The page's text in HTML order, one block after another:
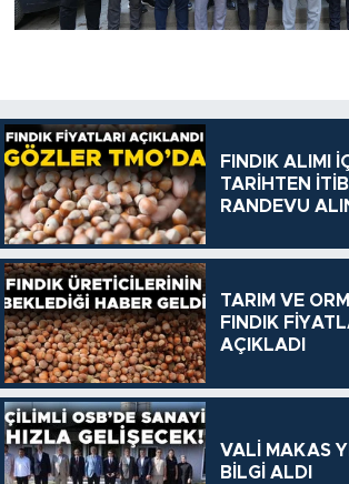
FINDIK ALIMI
TARİHTEN
RANDEVU
TARIM VE
FINDIK
AÇIKLADI
VALİ MAKAS
BİLGİ ALDI